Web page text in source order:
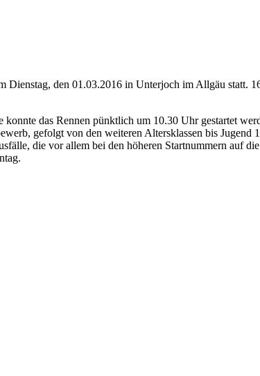
Dienstag, den 01.03.2016 in Unterjoch im Allgäu statt.
das Rennen pünktlich um 10.30 Uhr gestartet
gefolgt von den weiteren Altersklassen bis
die vor allem bei den höheren Startnummern auf